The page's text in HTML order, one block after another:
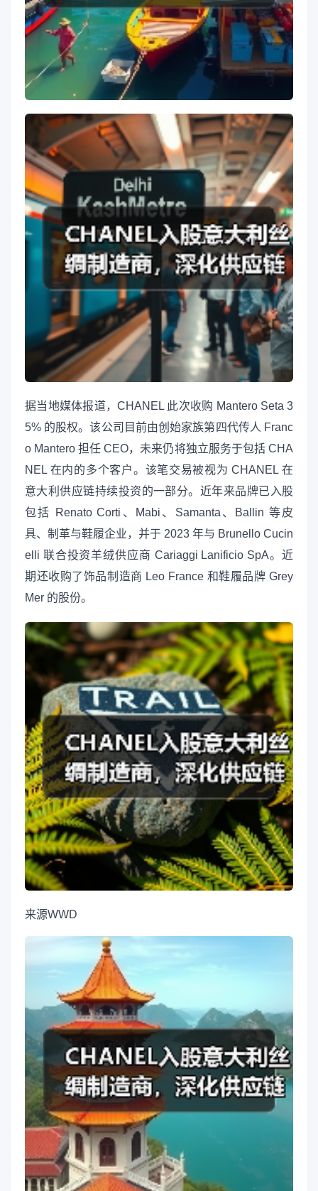
据当地媒体报道，CHANEL 此次收购 Mantero Seta 3
5% 的股权。该公司目前由创始家族第四代传人 Franc
o Mantero 担任 CEO，未来仍将独立服务于包括 CHA
NEL 在内的多个客户。该笔交易被视为 CHANEL 在
意大利供应链持续投资的一部分。近年来品牌已入股
包括 Renato Corti、Mabi、Samanta、Ballin 等皮
具、制革与鞋履企业，并于 2023 年与 Brunello Cucin
elli 联合投资羊绒供应商 Cariaggi Lanificio SpA。近
期还收购了饰品制造商 Leo France 和鞋履品牌 Grey
Mer 的股份。
来源WWD